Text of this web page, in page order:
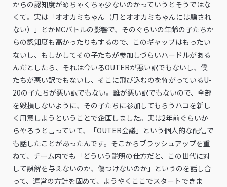
からの認知度がめちゃくちゃ少ないのかっていうとそうではな
くて。実は「オオカミちゃん（月とオオカミちゃんには騙され
ない）」とかMCバトルの影響で、そのぐらいの年齢の子たちか
らの認知度も高かったりもするので、このギャップはもったい
ないし、もしかしてその子たちが参加しづらいハードルがある
んだとしたら、それは今いるOUTERが悪い訳でもないし、僕
たちが悪い訳でもないし、そこに飛び込むのを怖がっているU-
20の子たちが悪い訳でもない。誰が悪い訳でもないので、全部
を毀損しないように、その子たちに参加してもらうハコを新し
く用意しようということで企画しました。実は2年前ぐらいか
らやろうと言っていて、「OUTER会議」という個人的な配信で
も話したことがあったんです。そこからブラッシュアップを重
ねて、チーム内でも「どういう説明の仕方だと、この世代に対
して誤解を与えないのか、傷つけないのか」というのを話し合
って、運営の方針を固めて、ようやくここでスタートできま